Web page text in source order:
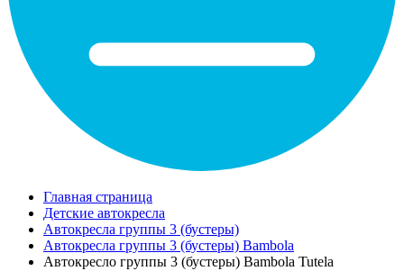
Главная страница
Детские автокресла
Автокресла группы 3 (бустеры)
Автокресла группы 3 (бустеры) Bambola
Автокресло группы 3 (бустеры) Bambola Tutela